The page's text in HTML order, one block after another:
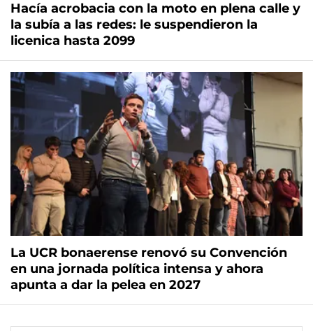
Hacía acrobacia con la moto en plena calle y
la subía a las redes: le suspendieron la
licenica hasta 2099
La UCR bonaerense renovó su Convención
en una jornada política intensa y ahora
apunta a dar la pelea en 2027